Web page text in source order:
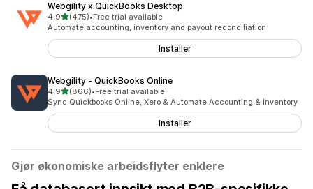
Webgility x QuickBooks Desktop
4,9av 5 stjerner
(475)
Totalt 475 omtaler
•Free trial available
Automate accounting, inventory and payout reconciliation
Installer
Webgility ‑ QuickBooks Online
4,9av 5 stjerner
(866)
Totalt 866 omtaler
•Free trial available
Sync Quickbooks Online, Xero & Automate Accounting & Inventory
Installer
Gjør økonomiske arbeidsflyter enklere